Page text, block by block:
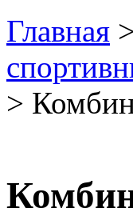
Главная
>